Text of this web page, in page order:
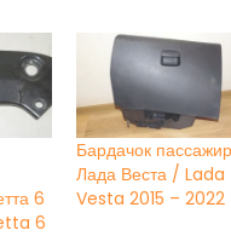
6
6
Бардачок
Лада Веста / Lada
Vesta 2015 – 2022